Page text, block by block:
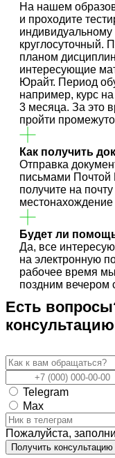
На нашем
и проходите
круглосуточный.
планом
интересующие
Юрайт. Период
например, курс
3 месяца. За это
пройти
Как получить
Отправка
письмами Почтой
получите на
местонахождение
Будет ли
Да, все
на электронную
рабочее время
поздним вечером
Есть
консультацию
Telegram
Max
Пожалуйста,
Получить консультацию